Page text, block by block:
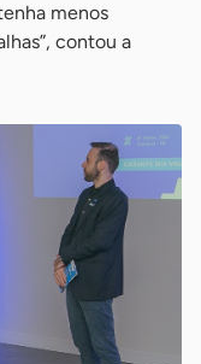
menos
contou a